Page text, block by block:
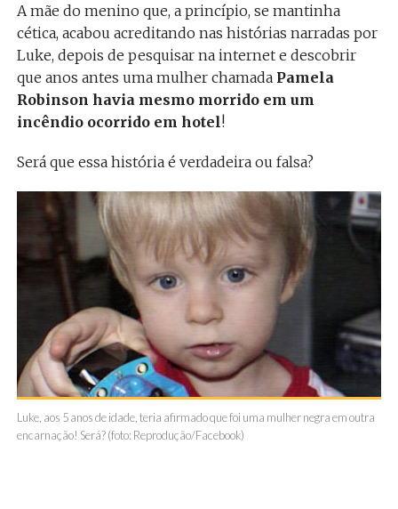
A mãe do menino que, a princípio, se mantinha
cética, acabou acreditando nas histórias narradas por
Luke, depois de pesquisar na internet e descobrir
que anos antes uma mulher chamada Pamela
Robinson havia mesmo morrido em um
incêndio ocorrido em hotel!
Será que essa história é verdadeira ou falsa?
Luke, aos 5 anos de idade, teria afirmado que foi uma mulher negra em outra
encarnação! Será? (foto: Reprodução/Facebook)